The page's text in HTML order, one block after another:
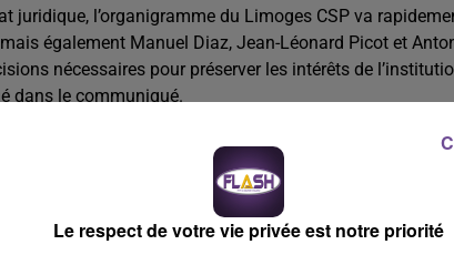
juridique, l’organigramme du Limoges CSP va
également Manuel Diaz, Jean-Léonard Picot et
nécessaires pour préserver les intérêts de
dans le communiqué.
quitte lui aussi le Limoges CSP avant la fin de la
accord financier avec le club pour mettre fin à son
Le respect de votre vie privée est notre priorité